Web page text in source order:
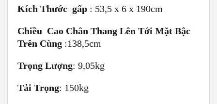
Kích Thước gấp : 53,5 x 6 x 190cm
Chiều Cao Chân Thang Lên Tới Mặt Bậc
Trên Cùng :138,5cm
Trọng Lượng: 9,05kg
Tải Trọng: 150kg